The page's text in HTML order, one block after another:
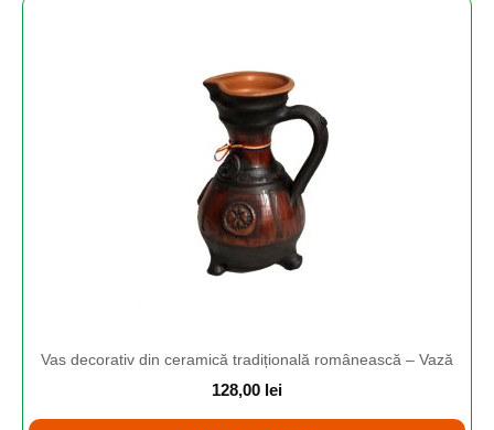
Vas decorativ din ceramică tradițională românească – Vază
128,00 lei